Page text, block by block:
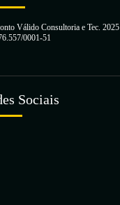
Válido Consultoria e Tec. 2025 |
0001-51
Sociais